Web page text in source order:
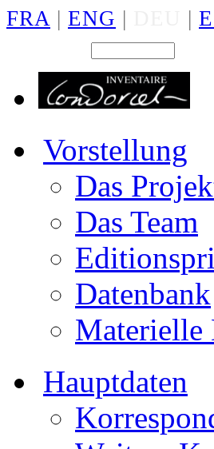
FRA | ENG | |
Vorstellung
Das
Das Team
Datenbank
Materielle
Hauptdaten